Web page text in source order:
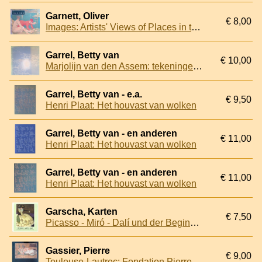
Garnett, Oliver
Images: Artists' Views of Places in the Care of the National Trust
€ 8,00
Garrel, Betty van
Marjolijn van den Assem: tekeningen en schilderijen *GESIGNEERD*
€ 10,00
Garrel, Betty van - e.a.
Henri Plaat: Het houvast van wolken
€ 9,50
Garrel, Betty van - en anderen
Henri Plaat: Het houvast van wolken
€ 11,00
Garrel, Betty van - en anderen
Henri Plaat: Het houvast van wolken
€ 11,00
Garscha, Karten
Picasso - Miró - Dalí und der Beginn der spanischen Moderne 1900-1936
€ 7,50
Gassier, Pierre
€ 9,00